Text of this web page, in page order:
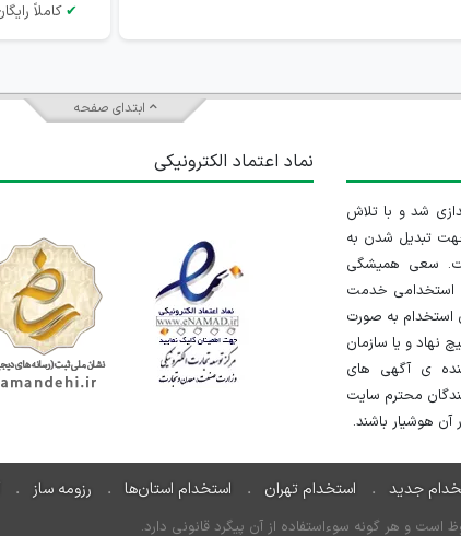
✔کاملاً
ابتدای صفحه
در تاریخ ۱۳۹۱/۱/۱۰ راه اندازی شد و با تلاش
تبدیل شدن به
سعی همیشگی
استخدامی خدمت
استخدام به صورت
و یا سازمان
ی آگهی های
محترم سایت
هوشیار باشند.
نماد اعتماد الکترونیکی
جدید استخدام تهران استخدام استان‌ها رزومه ساز
و هر گونه سوءاستفاده از آن پیگرد قانونی دارد.